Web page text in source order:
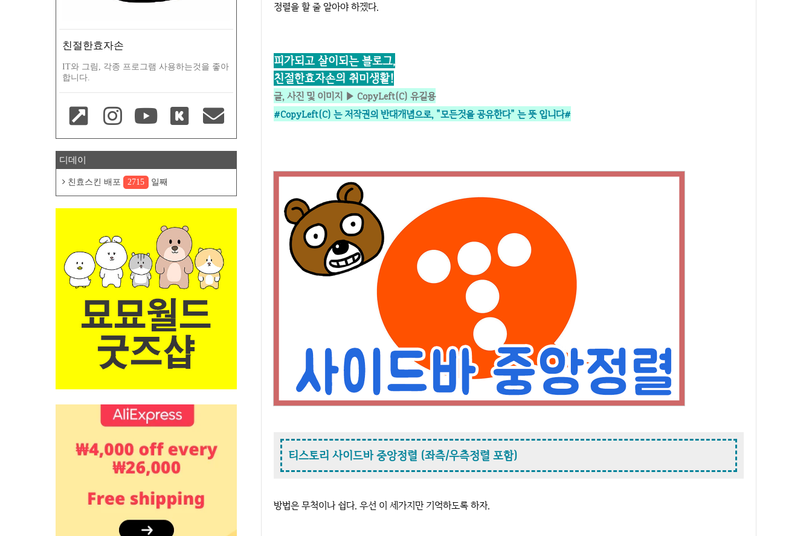
정렬을 할 줄 알아야 하겠다.
피가되고 살이되는 블로그,
친절한효자손의 취미생활!
글, 사진 및 이미지 ▶ CopyLeft(C) 유길용
#CopyLeft(C) 는 저작권의 반대개념으로, "모든것을 공유한다" 는 뜻 입니다#
티스토리 사이드바 중앙정렬 (좌측/우측정렬 포함)
방법은 무척이나 쉽다. 우선 이 세가지만 기억하도록 하자.
친절한효자손
IT와 그림, 각종 프로그램 사용하는것을 좋아
합니다.
디데이
친효스킨 배포 2715 일째